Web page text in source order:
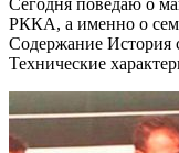
РККА, а именно о
Содержание История
Технические